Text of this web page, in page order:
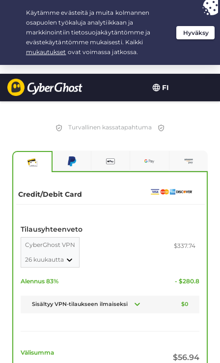
FI
Your choice:The Best Dealfor 2.1666666666667-years at $
/month
Turvallinen kassatapahtuma
Credit/Debit Card
Tilausyhteenveto
CyberGhost VPN
26 kuukautta
$337.74
Alennus 83% - $280.8
Sisältyy VPN-tilaukseen ilmaiseksi $0
Välisumma
$56.94